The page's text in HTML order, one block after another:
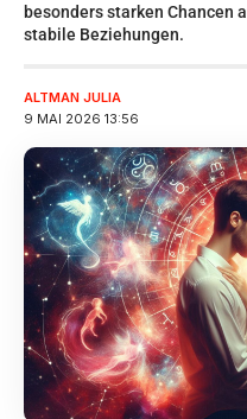
besonders starken Chancen
stabile Beziehungen.
9 MAI 2026 13:56
ALTMAN JULIA